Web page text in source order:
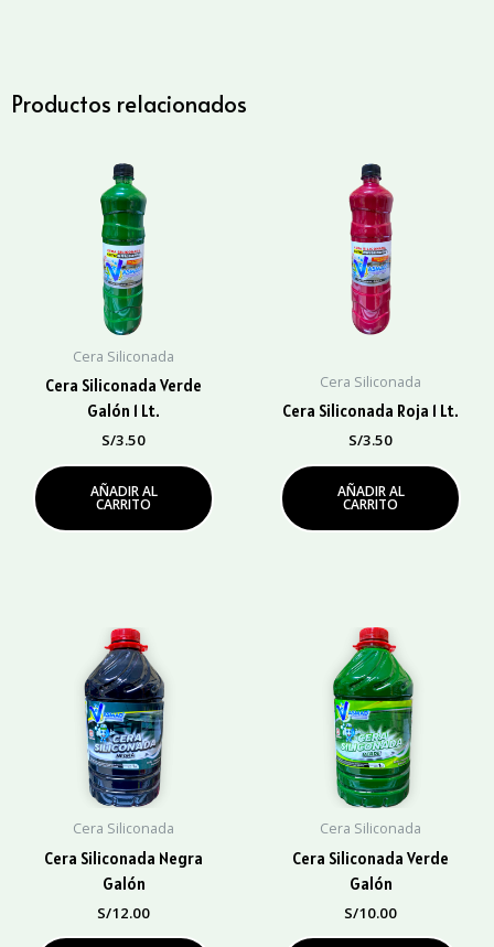
cantidad
Productos relacionados
Cera Siliconada
Cera Siliconada Verde
Galón 1 Lt.
S/3.50
AÑADIR AL
CARRITO
Cera Siliconada
Cera Siliconada Roja 1 Lt.
S/3.50
AÑADIR AL
CARRITO
Cera Siliconada
Cera Siliconada Negra
Galón
S/12.00
Cera Siliconada
Cera Siliconada Verde
Galón
S/10.00